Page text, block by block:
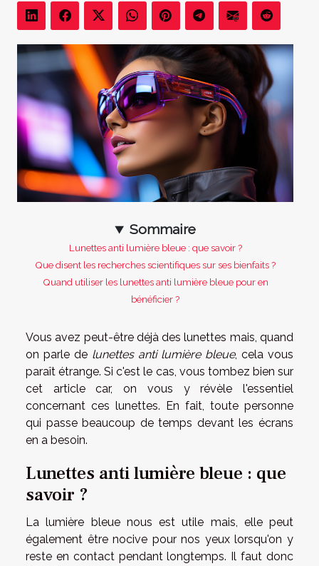
Sommaire
Lunettes anti lumière bleue : que savoir ?
Que disent les recherches scientifiques sur ses bienfaits ?
Quand utiliser les lunettes anti lumière bleue pour en
bénéficier ?
Vous avez peut-être déjà des lunettes mais, quand
on parle de lunettes anti lumière bleue, cela vous
paraît étrange. Si c'est le cas, vous tombez bien sur
cet article car, on vous y révèle l'essentiel
concernant ces lunettes. En fait, toute personne
qui passe beaucoup de temps devant les écrans
en a besoin.
Lunettes anti lumière bleue : que
savoir ?
La lumière bleue nous est utile mais, elle peut
également être nocive pour nos yeux lorsqu'on y
reste en contact pendant longtemps. Il faut donc